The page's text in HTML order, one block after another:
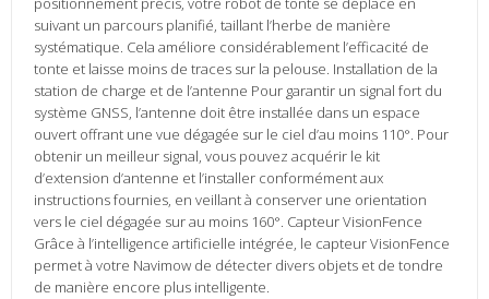
suivant un parcours planifié, taillant l’herbe de manière
systématique. Cela améliore considérablement l’efficacité de
tonte et laisse moins de traces sur la pelouse. Installation de la
station de charge et de l’antenne Pour garantir un signal fort du
système GNSS, l’antenne doit être installée dans un espace
ouvert offrant une vue dégagée sur le ciel d’au moins 110°. Pour
obtenir un meilleur signal, vous pouvez acquérir le kit
d’extension d’antenne et l’installer conformément aux
instructions fournies, en veillant à conserver une orientation
vers le ciel dégagée sur au moins 160°. Capteur VisionFence
Grâce à l’intelligence artificielle intégrée, le capteur VisionFence
permet à votre Navimow de détecter divers objets et de tondre
de manière encore plus intelligente.